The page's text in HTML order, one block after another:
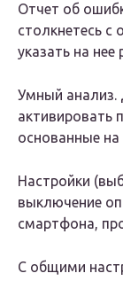
Отчет об
столкнетесь с
указать на нее
Умный анализ.
активировать
основанные на
Настройки
выключение
смартфона,
С общими